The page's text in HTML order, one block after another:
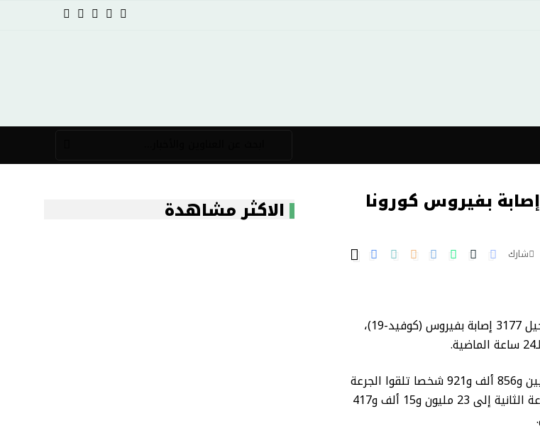
أغلبها بجهة الرباط سلا القنيطرة.. تسجيل 3177 إصابة بفيروس كورونا
شارك
أعلنت وزارة الصحة والحماية الاجتماعية ، اليوم الاثنين ، أنه تم تسجيل 3177 إصابة بفيروس (كوفيد-19)،
وأبرزت الوزارة في النشرة اليومية لحصيلة (كوفيد-19)، أن ثلاثة ملايين و856 ألف و921 شخصا تلقوا الجرعة
الثالثة من اللقاح المضاد للفيروس، فيما ارتفع عدد الملقحين بالجرعة الثانية إلى 23 مليون و15 ألف و417
الاكثر مشاهدة